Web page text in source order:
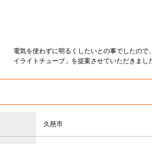
電気を使わずに明るくしたいとの事でしたの
イライトチューブ」を提案させていただきまし
久慈市